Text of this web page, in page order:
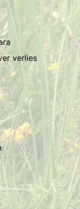
verlies